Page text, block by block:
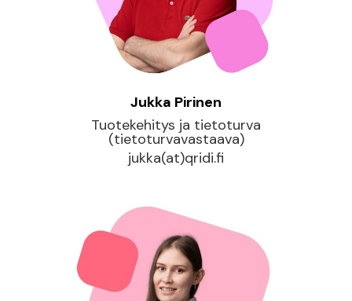
Jukka Pirinen
Tuotekehitys ja tietoturva
(tietoturvavastaava)
jukka(at)qridi.fi